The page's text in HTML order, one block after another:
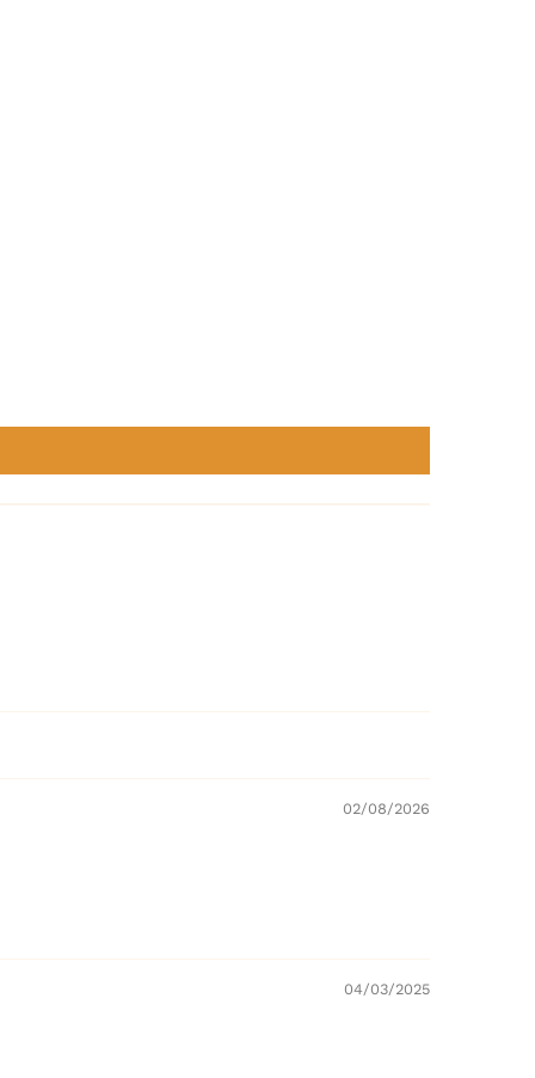
02/08/2026
04/03/2025